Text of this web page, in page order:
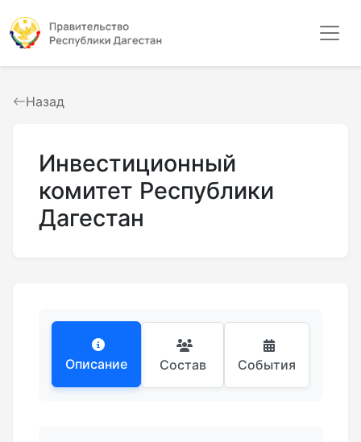
Назад
Инвестиционный
комитет Республики
Дагестан
Описание Состав События